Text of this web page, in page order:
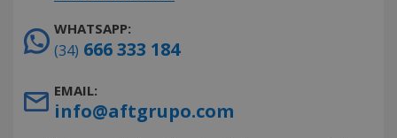
WHATSAPP:
(34) 666 333 184
EMAIL:
info@aftgrupo.com